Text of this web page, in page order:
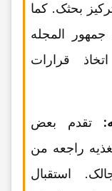
بحثک. کما
جمهور المجله
قرارات
تقدم بعض
راجعه من
استقبال